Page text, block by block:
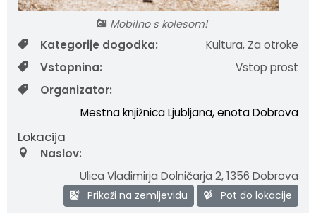
Mobilno s kolesom!
Kategorije dogodka:
Kultura, Za otroke
Vstopnina:
Vstop prost
Organizator:
Mestna knjižnica Ljubljana, enota Dobrova
Lokacija
Naslov:
Ulica Vladimirja Dolničarja 2,1356 Dobrova
Prikaži na zemljevidu Pot do lokacije
Krajevne skupnosti
Gasilstvo in civilna zaščita
Občinski nagrajenci
Strateški dokumenti
Javni zavod Polhograjska graščina
Turistična taksa
Vprašajte občino
Oskrba najdenih živali
Letovanje za starejše
Organizacije s področja socialnega varstva
Portal eUprava
Zasebni vrtci in varuhi predšolskih otrok
Lokalni ponudniki hrane in izdelkov
Trajnostni razvoj turizma
Osmrtnice
Režijski obrat